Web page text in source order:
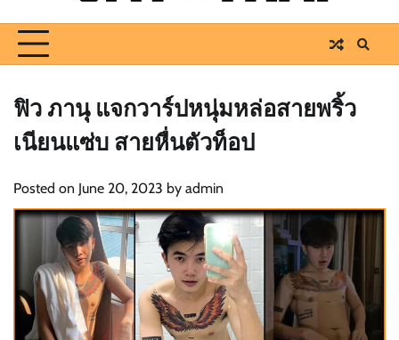
ฟิว ภานุ แจกวาร์ปหนุ่มหล่อสายพริ้ว
เนียนแซ่บ สายหื่นตัวท็อป
Posted on June 20, 2023 by admin